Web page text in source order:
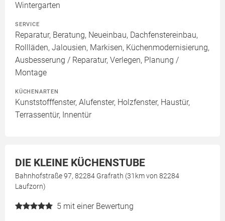
Wintergarten
SERVICE
Reparatur, Beratung, Neueinbau, Dachfenstereinbau,
Rollläden, Jalousien, Markisen, Küchenmodernisierung,
Ausbesserung / Reparatur, Verlegen, Planung /
Montage
KÜCHENARTEN
Kunststofffenster, Alufenster, Holzfenster, Haustür,
Terrassentür, Innentür
DIE KLEINE KÜCHENSTUBE
Bahnhofstraße 97, 82284 Grafrath (31km von 82284
Laufzorn)
5 mit einer Bewertung